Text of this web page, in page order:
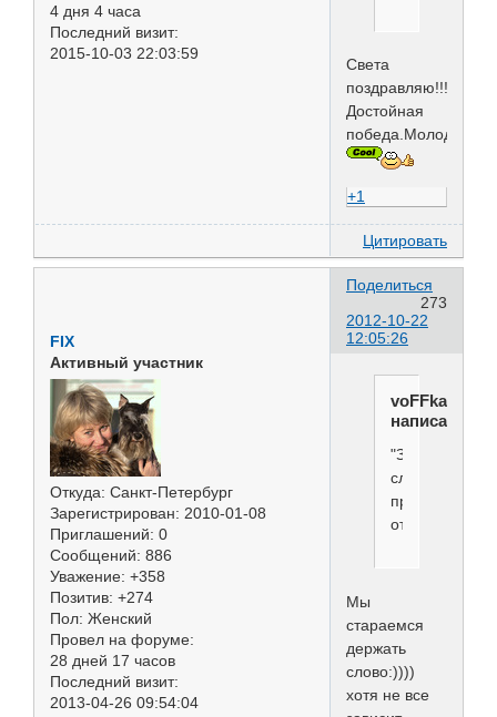
4 дня 4 часа
Последний визит:
2015-10-03 22:03:59
Света
поздравляю!!!
Достойная
победа.Молодцы
+1
Цитировать
Поделиться
273
2012-10-22
12:05:26
FIX
Активный участник
Откуда: Санкт-Петербург
Зарегистрирован: 2010-01-08
Приглашений: 0
Сообщений: 886
Уважение: +358
Позитив: +274
Пол: Женский
Провел на форуме:
28 дней 17 часов
Последний визит:
2013-04-26 09:54:04
voFFka
написал(а):
"За
слова
приходиться
отвечать"
Мы
стараемся
держать
слово:))))
хотя не все